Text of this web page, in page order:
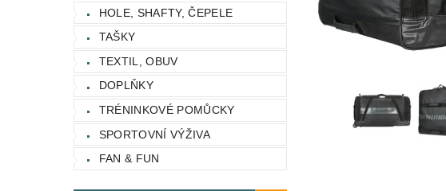
HOLE, SHAFTY, ČEPELE
TAŠKY
TEXTIL, OBUV
DOPLŇKY
TRÉNINKOVÉ POMŮCKY
SPORTOVNÍ VÝŽIVA
FAN & FUN